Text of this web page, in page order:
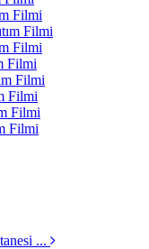
Filmi
Filmi
Filmi
Filmi
Filmi
Filmi
Filmi
Filmi
...